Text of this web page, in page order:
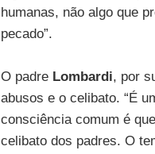
humanas, não algo que
pecado”.
O padre Lombardi, por
abusos e o celibato. “É
consciência comum é
celibato dos padres. O